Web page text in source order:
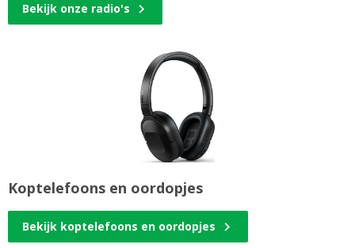
Bekijk onze radio's
Koptelefoons en oordopjes
Bekijk koptelefoons en oordopjes